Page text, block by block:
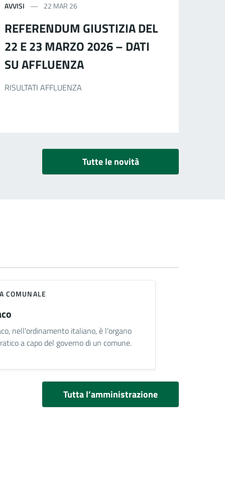
AVVISI 22 MAR 26
REFERENDUM GIUSTIZIA DEL
22 E 23 MARZO 2026 – DATI
SU AFFLUENZA
RISULTATI AFFLUENZA
Tutte le novità
COMUNALE
nell'ordinamento italiano, è l'organo
a capo del governo di un comune.
Tutta l’amministrazione